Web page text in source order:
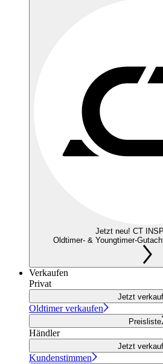
Jetzt neu! CT
Oldtimer- & Youngtimer-
Verkaufen
Privat
Jetzt
Oldtimer verkaufen
Preisliste
Händler
Jetzt
Kundenstimmen